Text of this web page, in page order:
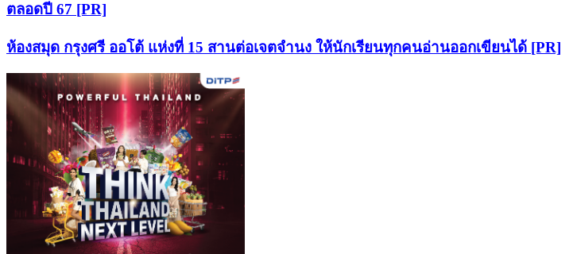
ตลอดปี 67 [PR]
ห้องสมุด กรุงศรี ออโต้ แห่งที่ 15 สานต่อเจตจำนง ให้นักเรียนทุกคนอ่านออกเขียนได้ [PR]